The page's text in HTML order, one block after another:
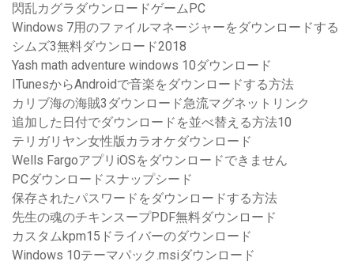
閃乱カグラダウンロードゲームPC
Windows 7用のファイルマネージャーをダウンロードする
シムズ3無料ダウンロード2018
Yash math adventure windows 10ダウンロード
ITunesからAndroidで音楽をダウンロードする方法
カリブ海の海賊3ダウンロード急流マグネットリンク
追加した日付でダウンロードを並べ替える方法10
テリガリヤン女性版カラオケダウンロード
Wells FargoアプリiOSをダウンロードできません
PCダウンロードスナップシード
保存されたパスワードをダウンロードする方法
先生の魂のチキンスープPDF無料ダウンロード
カスタムkpm15ドライバーのダウンロード
Windows 10テーマパック.msiダウンロード